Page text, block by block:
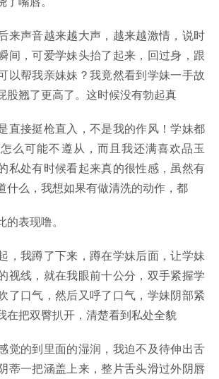
来声音越来越大声，越来越激情，说时
间，可爱学妹头抬了起来，回过身，跟
以帮我亲妹妹？我竟然看到学妹一手故
股翘了更高了。这时候没有勃起真
直接挺枪直入，不是我的作风！学妹都
么可能不遵从，而且我还满喜欢品玉
私处有时候看起来真的很性感，虽然有
什么，我想如果有做清洗的动作，都
表现噜。
，我蹲了下来，蹲在学妹后面，让学妹
视线，就在我眼前十公分，双手紧握学
了口气，然后又呼了口气，学妹阴部紧
在把双臀扒开，清楚看到私处全貌
觉的到里面的湿润，我迫不及待伸出舌
蒂一把涵盖上来，整片舌头滑过外阴唇